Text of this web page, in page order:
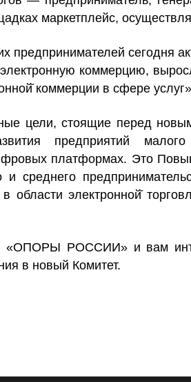
маркетплейс,
предпринимателей сегодня
коммерцию,
коммерции в сфере
цели, стоящие перед
предприятий
платформах. Это
среднего
области электронной̆
«ОПОРЫ РОССИИ» и вам
в новый Комитет.